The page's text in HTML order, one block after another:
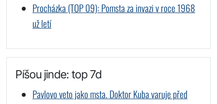
Procházka (TOP 09): Pomsta za invazi v roce 1968
už letí
Píšou jinde: top 7d
Pavlovo veto jako msta. Doktor Kuba varuje před